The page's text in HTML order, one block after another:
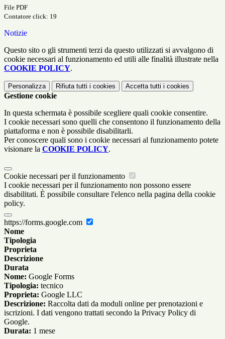
File PDF
Contatore click: 19
Notizie
Questo sito o gli strumenti terzi da questo utilizzati si avvalgono di
cookie necessari al funzionamento ed utili alle finalità illustrate nella
COOKIE POLICY.
Personalizza Rifiuta tutti i cookies Accetta tutti i cookies
Gestione cookie
In questa schermata è possibile scegliere quali cookie consentire.
I cookie necessari sono quelli che consentono il funzionamento della
piattaforma e non è possibile disabilitarli.
Per conoscere quali sono i cookie necessari al funzionamento potete
visionare la COOKIE POLICY.
Cookie necessari per il funzionamento
I cookie necessari per il funzionamento non possono essere
disabilitati. È possibile consultare l'elenco nella pagina della cookie
policy.
https://forms.google.com
Nome
Tipologia
Proprieta
Descrizione
Durata
Nome: Google Forms
Tipologia: tecnico
Proprieta: Google LLC
Descrizione: Raccolta dati da moduli online per prenotazioni e
iscrizioni. I dati vengono trattati secondo la Privacy Policy di
Google.
Durata: 1 mese